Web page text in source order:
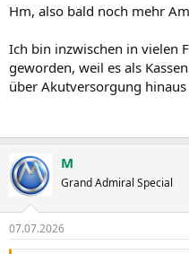
Hm, also bald noch mehr
Ich bin inzwischen in vielen
geworden, weil es als
über Akutversorgung hinaus
M
Grand Admiral Special
07.07.2026